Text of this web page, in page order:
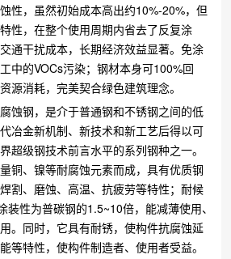
性，虽然初始成本高出约10%-20%，但
性，在整个使用周期内省去了反复涂
通干扰成本，长期经济效益显著。免涂
中的VOCs污染；钢材本身可100%回
源消耗，完美契合绿色建筑理念。
蚀钢，是介于普通钢和不锈钢之间的低
冶金新机制、新技术和新工艺后得以可
超级钢技术前言水平的系列钢种之一。
铜、镍等耐腐蚀元素而成，具有优质钢
割、磨蚀、高温、抗疲劳等特性；耐候
性为普碳钢的1.5~10倍，能减薄使用、
。同时，它具有耐锈，使构件抗腐蚀延
等特性，使构件制造者、使用者受益。